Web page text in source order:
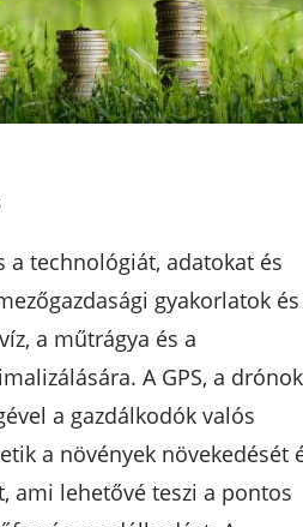
a technológiát, adatokat és
gyakorlatok
a műtrágya és a
A GPS, a drónok
a gazdálkodók valós
a növények növekedését
ami lehetővé teszi a pontos